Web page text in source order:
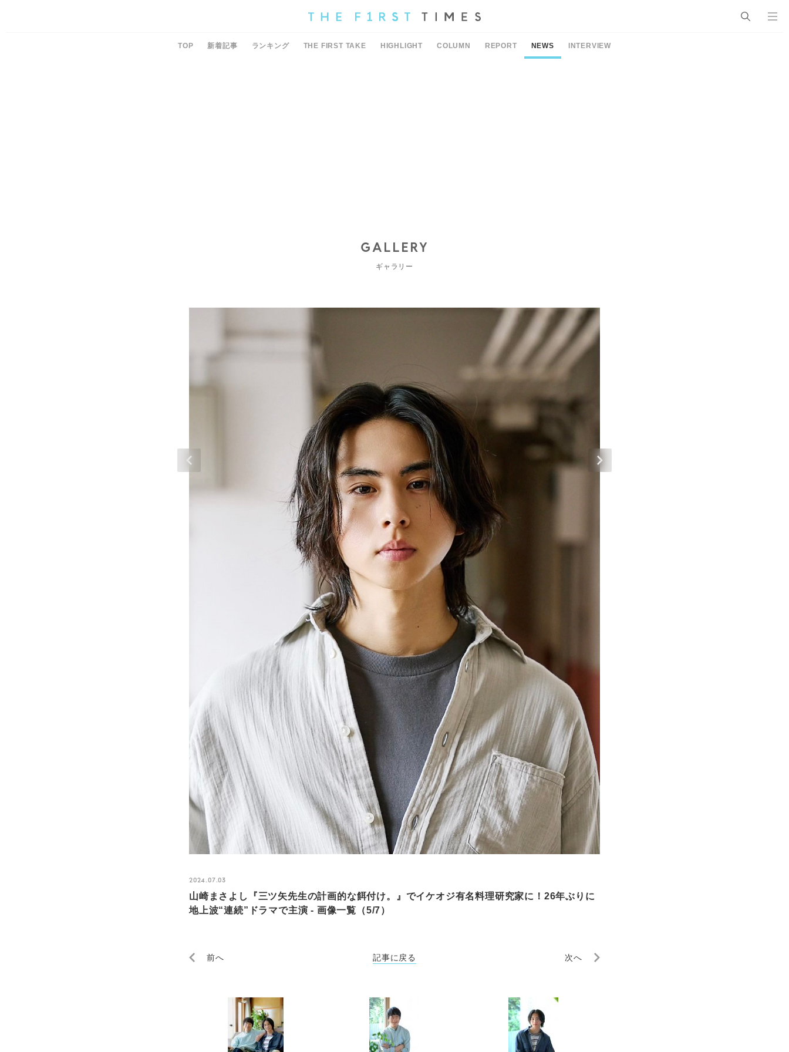
TOP 新着記事 ランキング THE FIRST TAKE HIGHLIGHT COLUMN REPORT NEWS INTERVIEW
GALLERY
ギャラリー
2024.07.03
山崎まさよし『三ツ矢先生の計画的な餌付け。』でイケオジ有名料理研究家に！26年ぶりに
地上波“連続”ドラマで主演 - 画像一覧（5/7）
前へ 記事に戻る 次へ